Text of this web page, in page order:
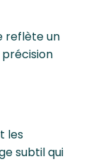
reflète un
les
subtil qui